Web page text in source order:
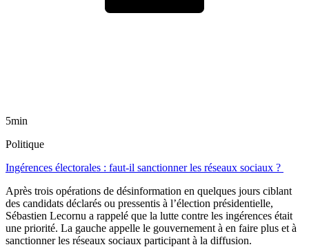
5min
Politique
Ingérences électorales : faut-il sanctionner les réseaux sociaux ?
Après trois opérations de désinformation en quelques jours ciblant
des candidats déclarés ou pressentis à l’élection présidentielle,
Sébastien Lecornu a rappelé que la lutte contre les ingérences était
une priorité. La gauche appelle le gouvernement à en faire plus et à
sanctionner les réseaux sociaux participant à la diffusion.